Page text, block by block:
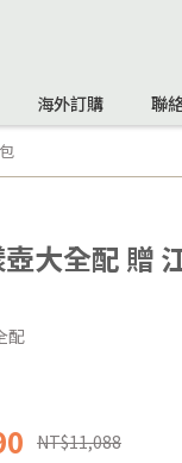
海外訂購 聯
大全配 贈
配
NT$11,088